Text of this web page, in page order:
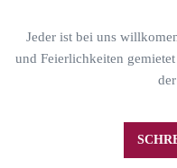
Jeder ist bei uns
und Feierlichkeiten